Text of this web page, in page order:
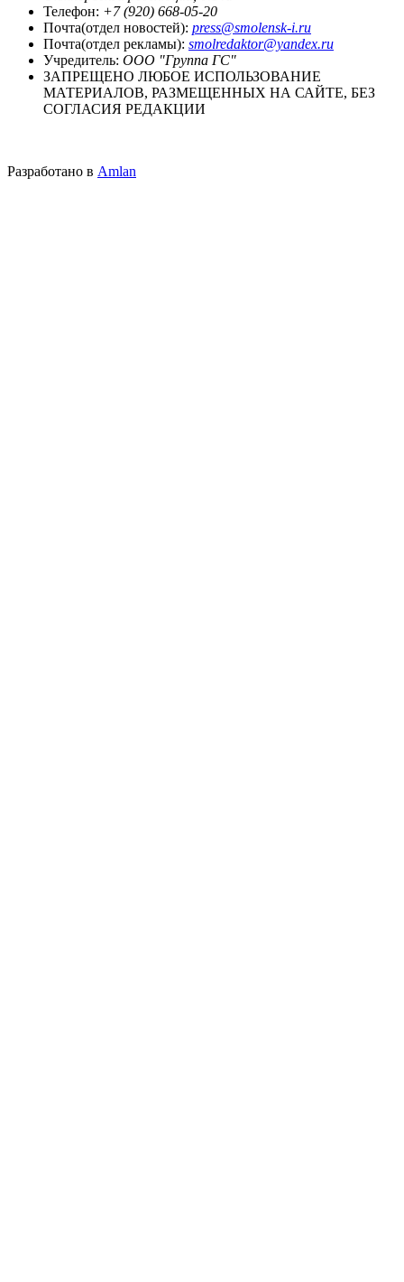
Телефон: +7 (920) 668-05-20
Почта(отдел новостей): press@smolensk-i.ru
Почта(отдел рекламы): smolredaktor@yandex.ru
Учредитель: ООО "Группа ГС"
ЗАПРЕЩЕНО ЛЮБОЕ ИСПОЛЬЗОВАНИЕ
МАТЕРИАЛОВ, РАЗМЕЩЕННЫХ НА САЙТЕ, БЕЗ
СОГЛАСИЯ РЕДАКЦИИ
Разработано в Amlan